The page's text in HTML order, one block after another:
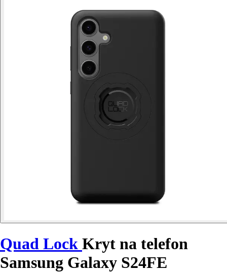
Quad Lock Kryt na telefon
Samsung Galaxy S24FE